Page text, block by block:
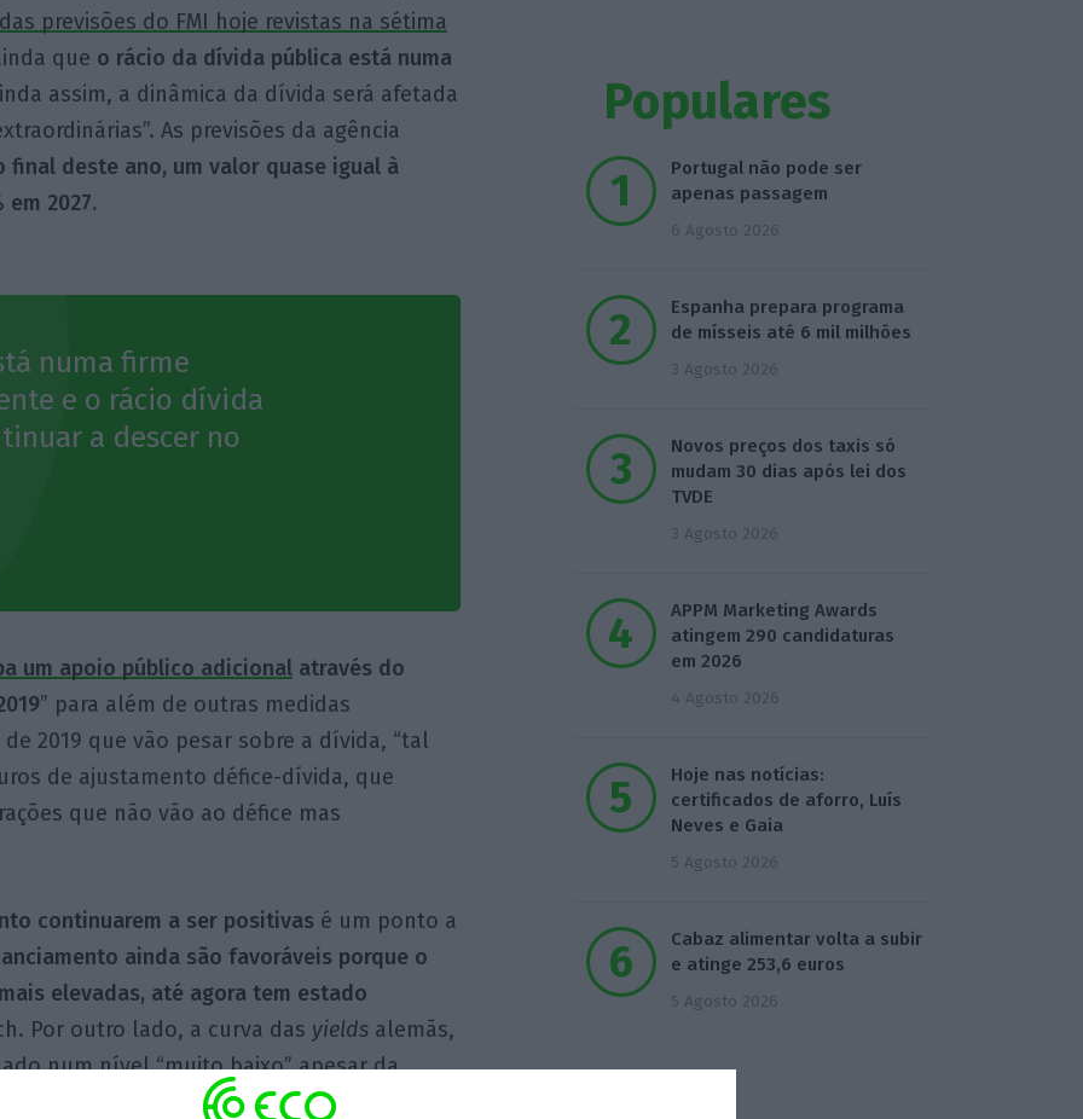
previsões do FMI hoje revistas na sétima
que o rácio da dívida pública está numa
assim, a dinâmica da dívida será afetada
As previsões da agência
final deste ano, um valor quase igual à
em 2027.
numa firme
e o rácio dívida
a descer no
um apoio público adicionalatravés do
” para além de outras medidas
2019 que vão pesar sobre a dívida, “tal
de ajustamento défice-dívida, que
que não vão ao défice mas
continuarem a ser positivas é um ponto a
ainda são favoráveis porque o
elevadas, até agora tem estado
Por outro lado, a curva das yieldsalemãs,
num nível “muito baixo” apesar da
do BCE. “Graças à emissão
Populares
Portugal não pode ser
apenas passagem
6 Agosto 2026
Espanha prepara programa
de mísseis até 6 mil milhões
3 Agosto 2026
Novos preços dos taxis só
mudam 30 dias após lei dos
TVDE
3 Agosto 2026
APPM Marketing Awards
atingem 290 candidaturas
em 2026
4 Agosto 2026
Hoje nas notícias:
certificados de aforro, Luís
Neves e Gaia
5 Agosto 2026
Cabaz alimentar volta a subir
e atinge 253,6 euros
5 Agosto 2026